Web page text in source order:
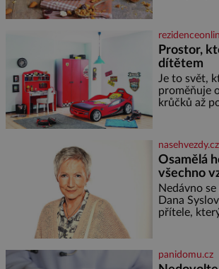
semínek
ovesných
Prostor,
dítětem
Je to svět,
proměňuje
krůčků až
reaguje na
a specifické
nejmenší je
bezpečí,
miminka
nasehvezdy.cz
Osamělá
všechno
Nedávno
Dana
přítele,
častěji
Dohnala ji
panidomu.cz